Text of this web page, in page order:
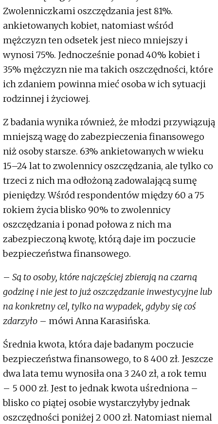
Zwolenniczkami oszczędzania jest 81%.
ankietowanych kobiet, natomiast wśród
mężczyzn ten odsetek jest nieco mniejszy i
wynosi 75%. Jednocześnie ponad 40% kobiet i
35% mężczyzn nie ma takich oszczędności, które
ich zdaniem powinna mieć osoba w ich sytuacji
rodzinnej i życiowej.
Z badania wynika również, że młodzi przywiązują
mniejszą wagę do zabezpieczenia finansowego
niż osoby starsze. 63% ankietowanych w wieku
15–24 lat to zwolennicy oszczędzania, ale tylko co
trzeci z nich ma odłożoną zadowalającą sumę
pieniędzy. Wśród respondentów między 60 a 75
rokiem życia blisko 90% to zwolennicy
oszczędzania i ponad połowa z nich ma
zabezpieczoną kwotę, którą daje im poczucie
bezpieczeństwa finansowego.
– Są to osoby, które najczęściej zbierają na czarną
godzinę i nie jest to już oszczędzanie inwestycyjne lub
na konkretny cel, tylko na wypadek, gdyby się coś
zdarzyło – mówi Anna Karasińska.
Średnia kwota, która daje badanym poczucie
bezpieczeństwa finansowego, to 8 400 zł. Jeszcze
dwa lata temu wynosiła ona 3 240 zł, a rok temu
– 5 000 zł. Jest to jednak kwota uśredniona –
blisko co piątej osobie wystarczyłyby jednak
oszczędności poniżej 2 000 zł. Natomiast niemal